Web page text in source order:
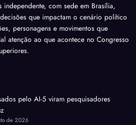
com sede em Brasília,
que impactam o cenário político
personagens e movimentos que
atenção ao que acontece no Congresso
pelo AI-5 viram pesquisadores
de 2026